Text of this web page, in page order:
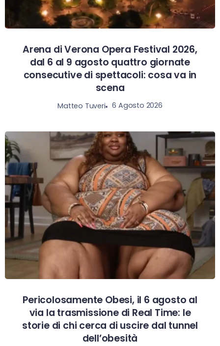
Arena di Verona Opera Festival 2026,
dal 6 al 9 agosto quattro giornate
consecutive di spettacoli: cosa va in
scena
Matteo Tuveri 6 Agosto 2026
Pericolosamente Obesi, il 6 agosto al
via la trasmissione di Real Time: le
storie di chi cerca di uscire dal tunnel
dell’obesità